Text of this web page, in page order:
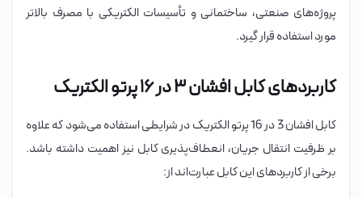
پروژه‌های صنعتی، ساختمانی و تأسیسات الکتریکی با مصرف بالاتر
مورد استفاده قرار گیرد.
کاربردهای کابل افشان ۳ در ۱۶ پرتو الکتریک
کابل افشان 3 در 16 پرتو الکتریک در شرایطی استفاده می‌شود که علاوه
بر ظرفیت انتقال جریان، انعطاف‌پذیری کابل نیز اهمیت داشته باشد.
برخی از کاربردهای این کابل عبارت‌اند از: